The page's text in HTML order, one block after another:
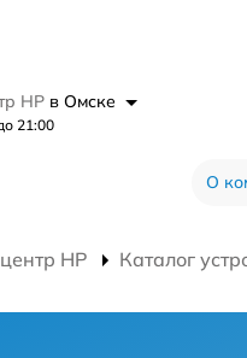
HP в Омске
21:00
О
HP Каталог